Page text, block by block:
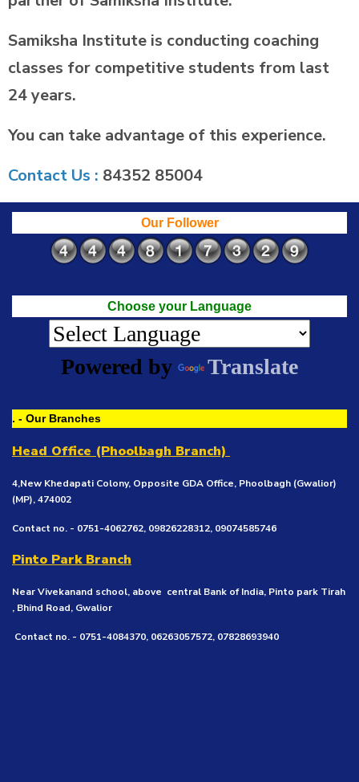
Samiksha Institute is conducting coaching
classes for competitive students from last
24 years.
You can take advantage of this experience.
Contact Us : 84352 85004
Our Follower
Choose your Language
Powered by Translate
. - Our Branches
Head Office (Phoolbagh Branch)
4,New Khedapati Colony, Opposite GDA Office, Phoolbagh (Gwalior)
(MP), 474002
Contact no. - 0751-4062762, 09826228312, 09074585746
Pinto Park Branch
Near Vivekanand school, above central Bank of India, Pinto park Tirah
, Bhind Road, Gwalior
Contact no. - 0751-4084370, 06263057572, 07828693940